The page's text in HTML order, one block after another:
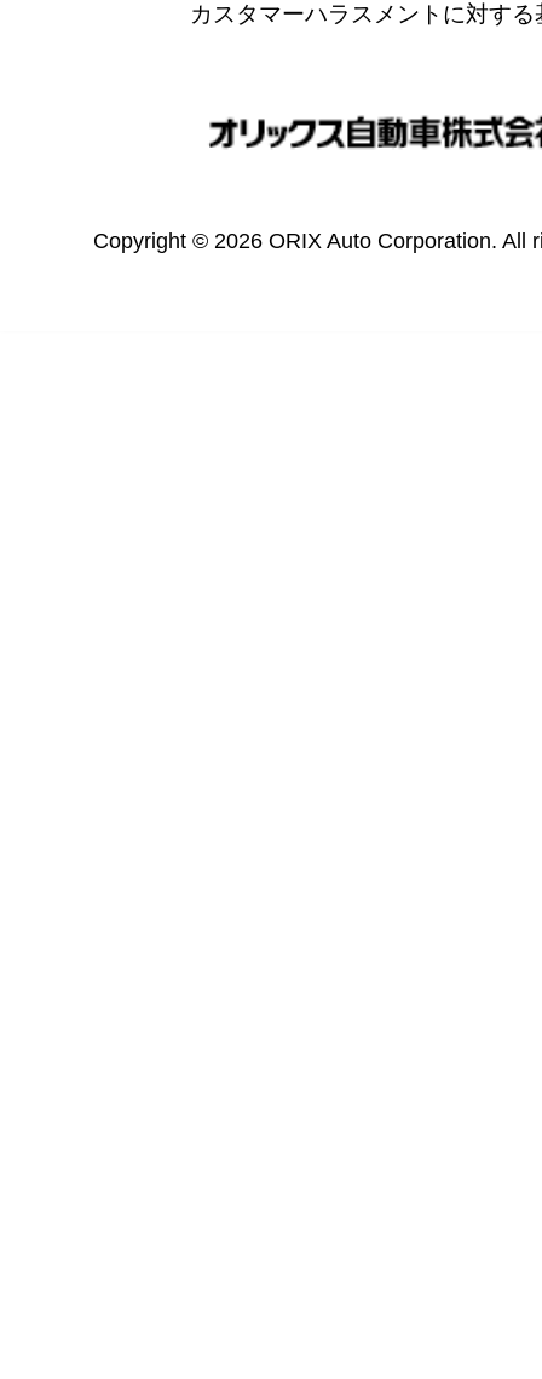
カスタマーハラスメントに対する
Copyright © 2026 ORIX Auto Corporation. All